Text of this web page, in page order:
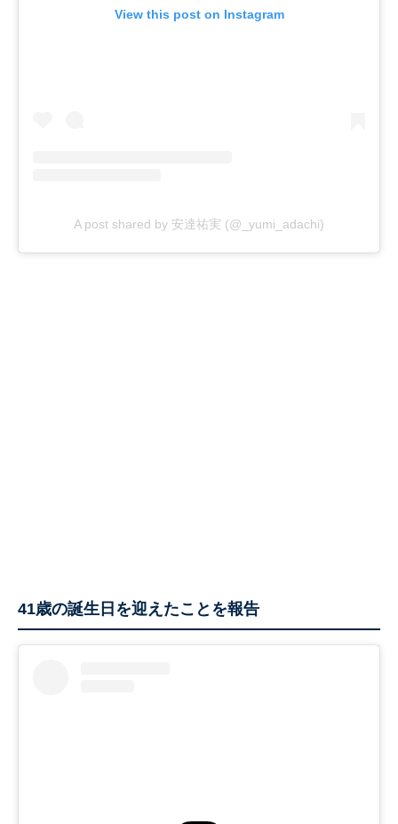
View this post on Instagram
A post shared by 安達祐実 (@_yumi_adachi)
41歳の誕生日を迎えたことを報告